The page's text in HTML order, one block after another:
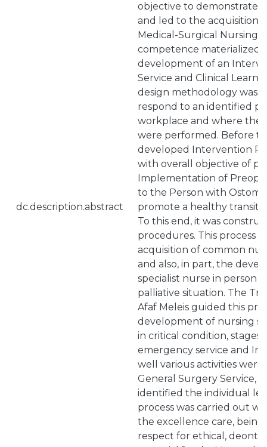
dc.description.abstract
objective to demonstrate
and led to the acquisition
Medical-Surgical Nursing.
competence materialized
development of an
Service and Clinical
design methodology was
respond to an identified
workplace and where the
were performed. Before
developed Intervention
with overall objective of
Implementation of
to the Person with
promote a healthy
To this end, it was
procedures. This process
acquisition of common
and also, in part, the
specialist nurse in person
palliative situation. The
Afaf Meleis guided this
development of nursing
in critical condition, stages
emergency service and
well various activities
General Surgery Service,
identified the individual
process was carried out
the excellence care,
respect for ethical,